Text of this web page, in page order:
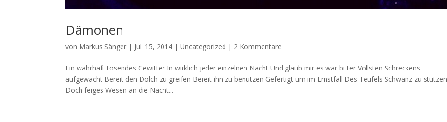
Dämonen
von Markus Sänger | Juli 15, 2014 |Uncategorized | 2 Kommentare
Ein wahrhaft tosendes Gewitter In wirklich jeder einzelnen Nacht Und glaub mir es war bitter Vollsten Schreckens
aufgewacht Bereit den Dolch zu greifen Bereit ihn zu benutzen Gefertigt um im Ernstfall Des Teufels Schwanz zu stutzen
Doch feiges Wesen an die Nacht...